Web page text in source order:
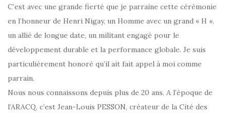
C’est avec une grande fierté que je parraine cette cérémonie
en l’honneur de Henri Nigay, un Homme avec un grand « H »,
un allié de longue date, un militant engagé pour le
développement durable et la performance globale. Je suis
particulièrement honoré qu’il ait fait appel à moi comme
parrain.
Nous nous connaissons depuis plus de 20 ans. A l’époque de
l’ARACQ, c’est Jean-Louis PESSON, créateur de la Cité des